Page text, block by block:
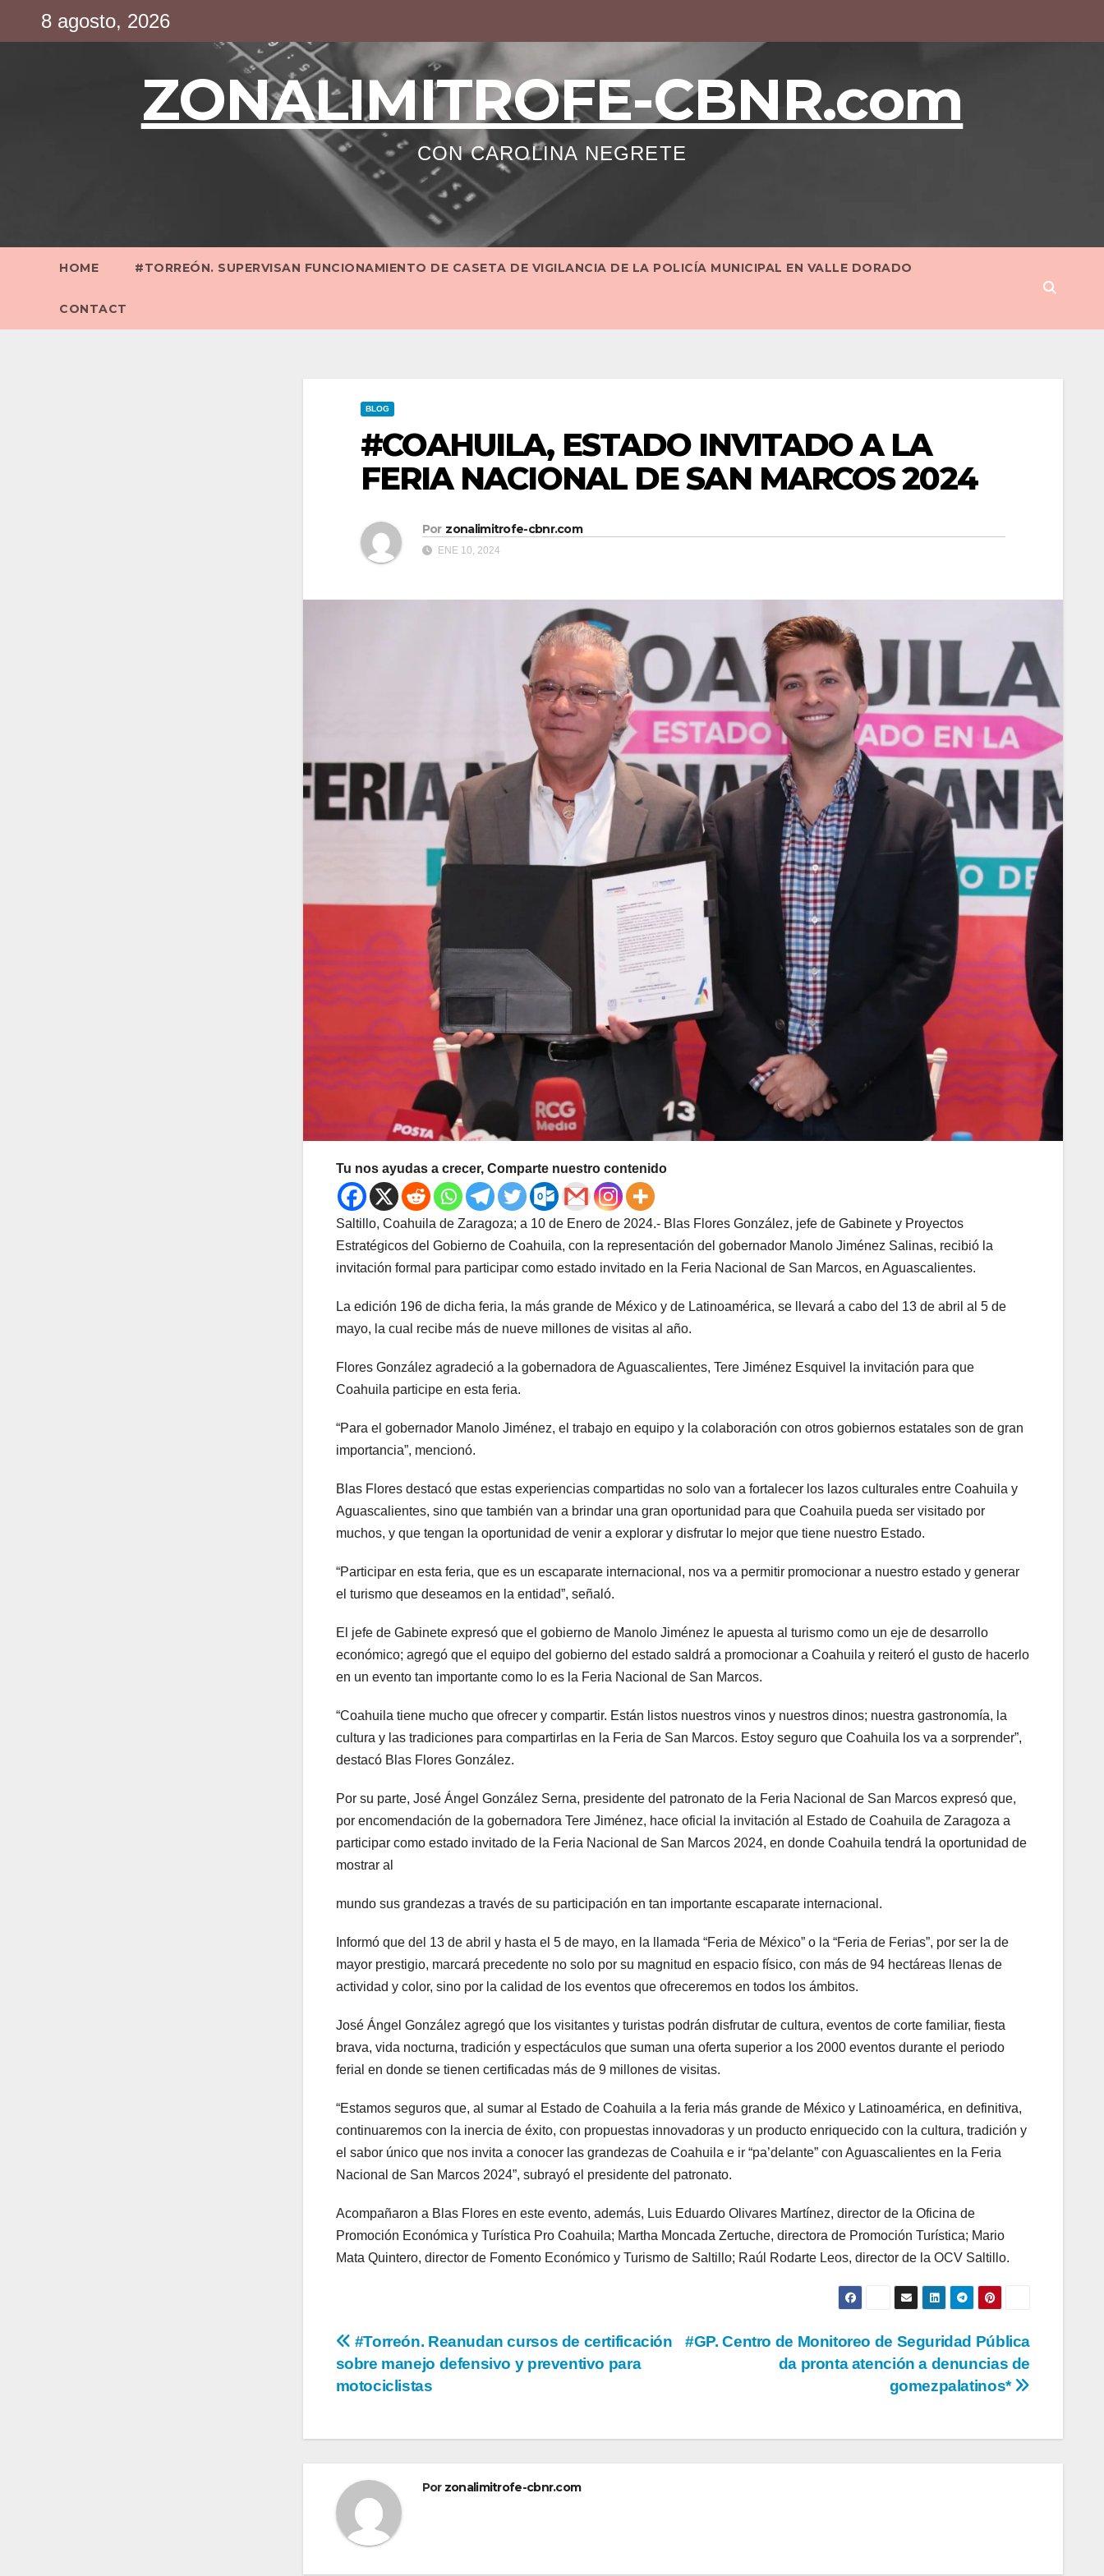
8 agosto, 2026
ZONALIMITROFE-CBNR.com
CON CAROLINA NEGRETE
HOME #TORREÓN. SUPERVISAN FUNCIONAMIENTO DE CASETA DE VIGILANCIA DE LA POLICÍA MUNICIPAL EN VALLE DORADO
CONTACT
BLOG
#COAHUILA, ESTADO INVITADO A LA
FERIA NACIONAL DE SAN MARCOS 2024
Por zonalimitrofe-cbnr.com
ENE 10, 2024
Tu nos ayudas a crecer, Comparte nuestro contenido
Saltillo, Coahuila de Zaragoza; a 10 de Enero de 2024.- Blas Flores González, jefe de Gabinete y Proyectos
Estratégicos del Gobierno de Coahuila, con la representación del gobernador Manolo Jiménez Salinas, recibió la
invitación formal para participar como estado invitado en la Feria Nacional de San Marcos, en Aguascalientes.
La edición 196 de dicha feria, la más grande de México y de Latinoamérica, se llevará a cabo del 13 de abril al 5 de
mayo, la cual recibe más de nueve millones de visitas al año.
Flores González agradeció a la gobernadora de Aguascalientes, Tere Jiménez Esquivel la invitación para que
Coahuila participe en esta feria.
“Para el gobernador Manolo Jiménez, el trabajo en equipo y la colaboración con otros gobiernos estatales son de gran
importancia”, mencionó.
Blas Flores destacó que estas experiencias compartidas no solo van a fortalecer los lazos culturales entre Coahuila y
Aguascalientes, sino que también van a brindar una gran oportunidad para que Coahuila pueda ser visitado por
muchos, y que tengan la oportunidad de venir a explorar y disfrutar lo mejor que tiene nuestro Estado.
“Participar en esta feria, que es un escaparate internacional, nos va a permitir promocionar a nuestro estado y generar
el turismo que deseamos en la entidad”, señaló.
El jefe de Gabinete expresó que el gobierno de Manolo Jiménez le apuesta al turismo como un eje de desarrollo
económico; agregó que el equipo del gobierno del estado saldrá a promocionar a Coahuila y reiteró el gusto de hacerlo
en un evento tan importante como lo es la Feria Nacional de San Marcos.
“Coahuila tiene mucho que ofrecer y compartir. Están listos nuestros vinos y nuestros dinos; nuestra gastronomía, la
cultura y las tradiciones para compartirlas en la Feria de San Marcos. Estoy seguro que Coahuila los va a sorprender”,
destacó Blas Flores González.
Por su parte, José Ángel González Serna, presidente del patronato de la Feria Nacional de San Marcos expresó que,
por encomendación de la gobernadora Tere Jiménez, hace oficial la invitación al Estado de Coahuila de Zaragoza a
participar como estado invitado de la Feria Nacional de San Marcos 2024, en donde Coahuila tendrá la oportunidad de
mostrar al
mundo sus grandezas a través de su participación en tan importante escaparate internacional.
Informó que del 13 de abril y hasta el 5 de mayo, en la llamada “Feria de México” o la “Feria de Ferias”, por ser la de
mayor prestigio, marcará precedente no solo por su magnitud en espacio físico, con más de 94 hectáreas llenas de
actividad y color, sino por la calidad de los eventos que ofreceremos en todos los ámbitos.
José Ángel González agregó que los visitantes y turistas podrán disfrutar de cultura, eventos de corte familiar, fiesta
brava, vida nocturna, tradición y espectáculos que suman una oferta superior a los 2000 eventos durante el periodo
ferial en donde se tienen certificadas más de 9 millones de visitas.
“Estamos seguros que, al sumar al Estado de Coahuila a la feria más grande de México y Latinoamérica, en definitiva,
continuaremos con la inercia de éxito, con propuestas innovadoras y un producto enriquecido con la cultura, tradición y
el sabor único que nos invita a conocer las grandezas de Coahuila e ir “pa’delante” con Aguascalientes en la Feria
Nacional de San Marcos 2024”, subrayó el presidente del patronato.
Acompañaron a Blas Flores en este evento, además, Luis Eduardo Olivares Martínez, director de la Oficina de
Promoción Económica y Turística Pro Coahuila; Martha Moncada Zertuche, directora de Promoción Turística; Mario
Mata Quintero, director de Fomento Económico y Turismo de Saltillo; Raúl Rodarte Leos, director de la OCV Saltillo.
Navegación
de
#GP. Centro de Monitoreo de Seguridad Pública
da pronta atención a denuncias de
gomezpalatinos*
#Torreón. Reanudan cursos de certificación
sobre manejo defensivo y preventivo para
motociclistas
Por zonalimitrofe-cbnr.com